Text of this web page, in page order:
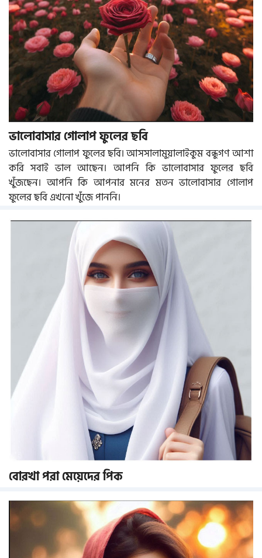
ভালোবাসার গোলাপ ফুলের ছবি
ভালোবাসার গোলাপ ফুলের ছবি। আসসালামুয়ালাইকুম বন্ধুগণ আশা
করি সবাই ভাল আছেন। আপনি কি ভালোবাসার ফুলের ছবি
খুঁজছেন। আপনি কি আপনার মনের মতন ভালোবাসার গোলাপ
ফুলের ছবি এখনো খুঁজে পাননি।
বোরখা পরা মেয়েদের পিক